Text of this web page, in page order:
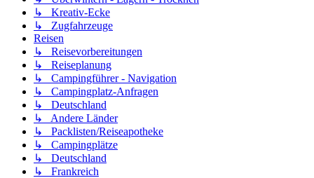
↳ Kreativ-Ecke
↳ Zugfahrzeuge
Reisen
↳ Reisevorbereitungen
↳ Reiseplanung
↳ Campingführer - Navigation
↳ Campingplatz-Anfragen
↳ Deutschland
↳ Andere Länder
↳ Packlisten/Reiseapotheke
↳ Campingplätze
↳ Deutschland
↳ Frankreich